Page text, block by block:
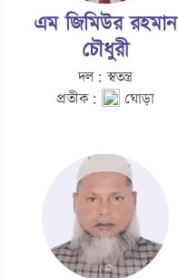
এম জিমিউর রহমান
চৌধুরী
দল: স্বতন্ত্র
প্রতীক:
ঘোড়া